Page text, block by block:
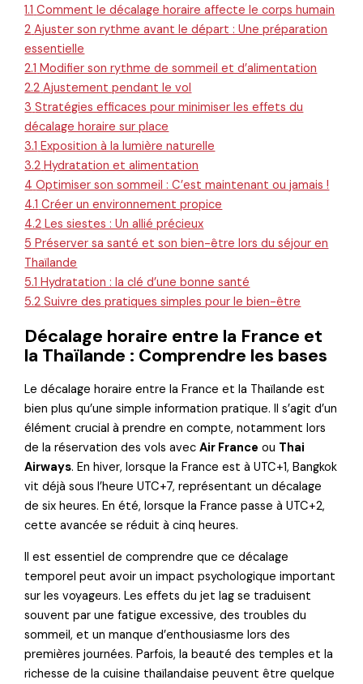
1.1 Comment le décalage horaire affecte le corps humain
2 Ajuster son rythme avant le départ : Une préparation
essentielle
2.1 Modifier son rythme de sommeil et d’alimentation
2.2 Ajustement pendant le vol
3 Stratégies efficaces pour minimiser les effets du
décalage horaire sur place
3.1 Exposition à la lumière naturelle
3.2 Hydratation et alimentation
4 Optimiser son sommeil : C’est maintenant ou jamais !
4.1 Créer un environnement propice
4.2 Les siestes : Un allié précieux
5 Préserver sa santé et son bien-être lors du séjour en
Thaïlande
5.1 Hydratation : la clé d’une bonne santé
5.2 Suivre des pratiques simples pour le bien-être
Décalage horaire entre la France et
la Thaïlande : Comprendre les bases
Le décalage horaire entre la France et la Thaïlande est
bien plus qu’une simple information pratique. Il s’agit d’un
élément crucial à prendre en compte, notamment lors
de la réservation des vols avecAir France ou Thai
Airways. En hiver, lorsque la France est à UTC+1, Bangkok
vit déjà sous l’heure UTC+7, représentant un décalage
de six heures. En été, lorsque la France passe à UTC+2,
cette avancée se réduit à cinq heures.
Il est essentiel de comprendre que ce décalage
temporel peut avoir un impact psychologique important
sur les voyageurs. Les effets du jet lag se traduisent
souvent par une fatigue excessive, des troubles du
sommeil, et un manque d’enthousiasme lors des
premières journées. Parfois, la beauté des temples et la
richesse de la cuisine thaïlandaise peuvent être quelque